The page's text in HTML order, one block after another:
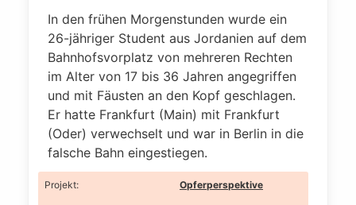
In den frühen Morgenstunden wurde ein
26-jähriger Student aus Jordanien auf dem
Bahnhofsvorplatz von mehreren Rechten
im Alter von 17 bis 36 Jahren angegriffen
und mit Fäusten an den Kopf geschlagen.
Er hatte Frankfurt (Main) mit Frankfurt
(Oder) verwechselt und war in Berlin in die
falsche Bahn eingestiegen.
Projekt: Opferperspektive